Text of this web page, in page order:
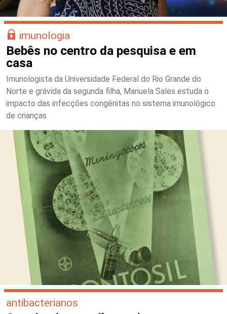
imunologia
Bebês no centro da pesquisa e em
casa
Imunologista da Universidade Federal do Rio Grande do
Norte e grávida da segunda filha, Manuela Sales estuda o
impacto das infecções congênitas no sistema imunológico
de crianças
antibacterianos